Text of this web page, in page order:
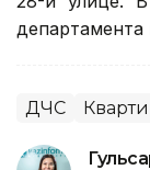
департамента
ДЧС